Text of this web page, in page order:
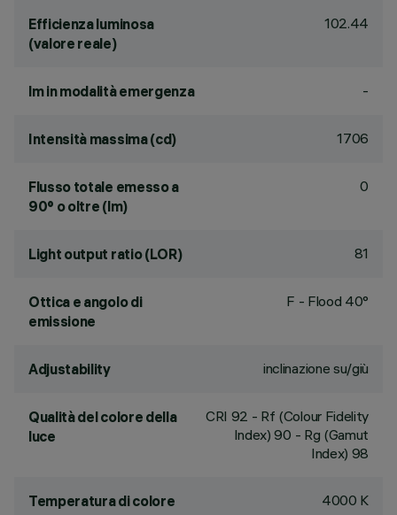
Efficienza luminosa
(valore reale)
102.44
lm in modalità emergenza -
Intensità massima (cd) 1706
Flusso totale emesso a
90° o oltre (lm)
0
Light output ratio (LOR) 81
Ottica e angolo di
emissione
F - Flood 40°
Adjustability inclinazione su/giù
Qualità del colore della
luce
CRI 92 - Rf (Colour Fidelity
Index) 90 - Rg (Gamut
Index) 98
Temperatura di colore 4000 K